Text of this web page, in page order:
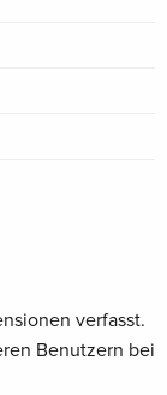
verfasst.
Benutzern bei